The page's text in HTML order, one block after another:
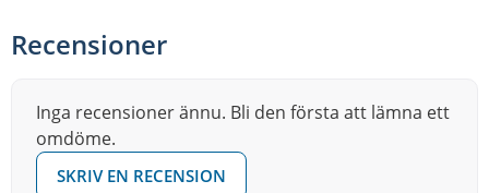
Recensioner
Inga recensioner ännu. Bli den första att lämna ett
omdöme.
SKRIV EN RECENSION